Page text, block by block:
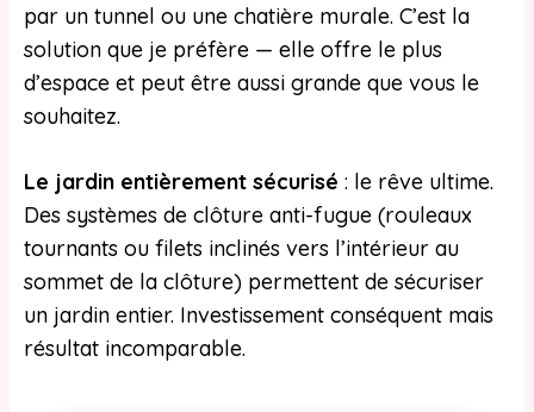
par un tunnel ou une chatière murale. C’est la
solution que je préfère — elle offre le plus
d’espace et peut être aussi grande que vous le
souhaitez.
Le jardin entièrement sécurisé : le rêve ultime.
Des systèmes de clôture anti-fugue (rouleaux
tournants ou filets inclinés vers l’intérieur au
sommet de la clôture) permettent de sécuriser
un jardin entier. Investissement conséquent mais
résultat incomparable.